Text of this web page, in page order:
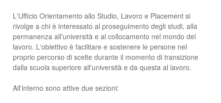
L'Ufficio Orientamento allo Studio, Lavoro e Placement si
rivolge a chi è interessato al proseguimento degli studi, alla
permanenza all'università e al collocamento nel mondo del
lavoro. L'obiettivo è facilitare e sostenere le persone nel
proprio percorso di scelte durante il momento di transizione
dalla scuola superiore all'università e da questa al lavoro.
All'interno sono attive due sezioni: